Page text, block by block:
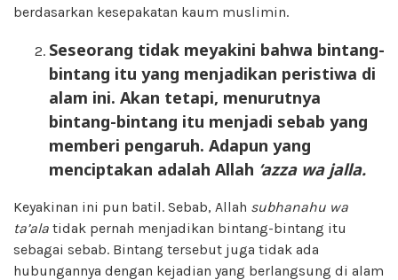
berdasarkan kesepakatan kaum muslimin.
Seseorang tidak meyakini bahwa bintang-
bintang itu yang menjadikan peristiwa di
alam ini. Akan tetapi, menurutnya
bintang-bintang itu menjadi sebab yang
memberi pengaruh. Adapun yang
menciptakan adalah Allah ‘azza wa jalla.
Keyakinan ini pun batil. Sebab, Allah subhanahu wa
ta’ala tidak pernah menjadikan bintang-bintang itu
sebagai sebab. Bintang tersebut juga tidak ada
hubungannya dengan kejadian yang berlangsung di alam